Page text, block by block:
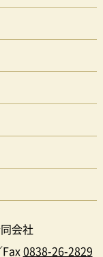
会社
0838-26-2829